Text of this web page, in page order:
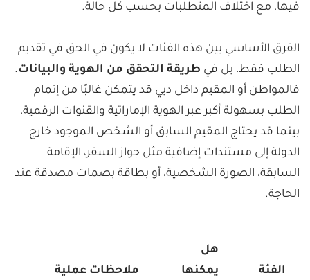
فيها، مع اختلاف المتطلبات بحسب كل حالة.
الفرق الأساسي بين هذه الفئات لا يكون في الحق في تقديم
الطلب فقط، بل في طريقة التحقق من الهوية والبيانات.
فالمواطن أو المقيم داخل دبي قد يتمكن غالبًا من إتمام
الطلب بسهولة أكبر عبر الهوية الإماراتية والقنوات الرقمية،
بينما قد يحتاج المقيم السابق أو الشخص الموجود خارج
الدولة إلى مستندات إضافية مثل جواز السفر، الإقامة
السابقة، الصورة الشخصية، أو بطاقة بصمات مصدقة عند
الحاجة.
الفئة
هل
يمكنها
ملاحظات عملية